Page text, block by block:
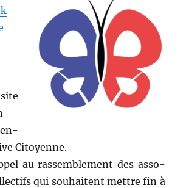
Citoyenne.
au rassem­ble­ment des asso­
qui souhait­ent met­tre fin à